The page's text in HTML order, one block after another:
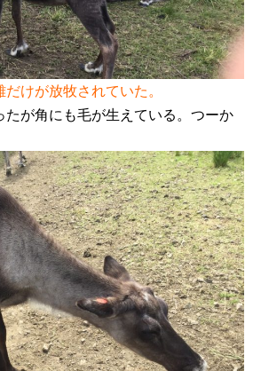
けが放牧されていた。
たが角にも毛が生えている。つーか